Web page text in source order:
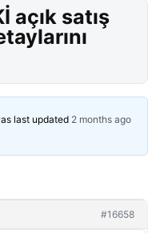
açık satış
last updated 2 months ago
#16658